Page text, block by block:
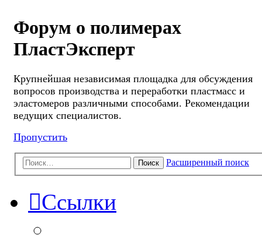
Форум о полимерах
ПластЭксперт
Крупнейшая независимая площадка для обсуждения
вопросов производства и переработки пластмасс и
эластомеров различными способами. Рекомендации
ведущих специалистов.
Пропустить
Поиск Расширенный поиск
Ссылки